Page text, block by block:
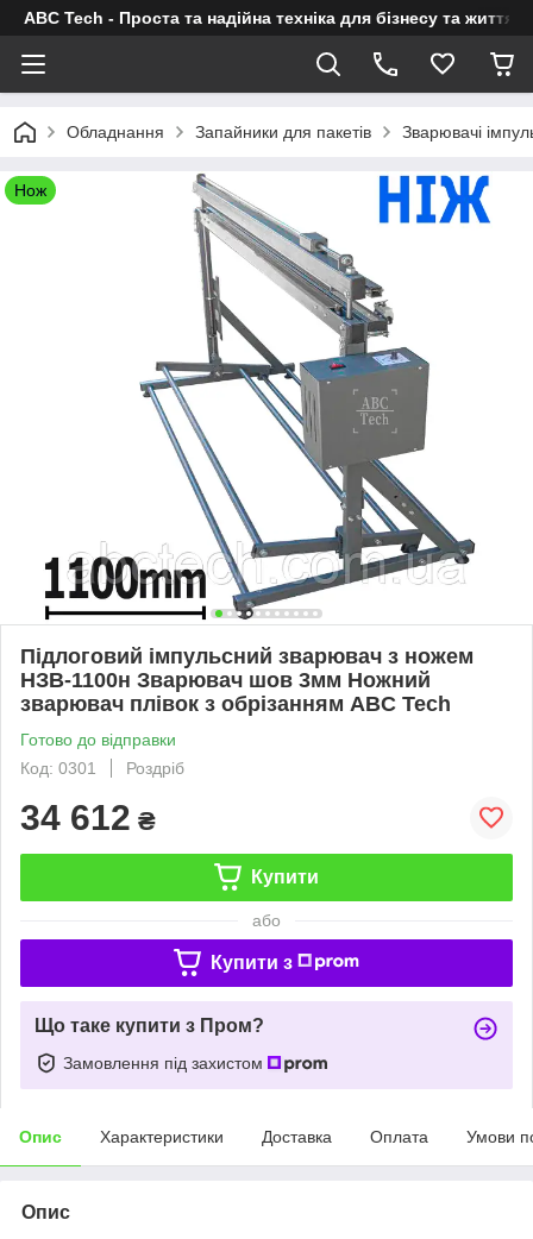
ABC Tech - Проста та надійна техніка для бізнесу та життя
Обладнання Запайники для пакетів Зварювачі
Нож
Підлоговий імпульсний зварювач з ножем
НЗВ-1100н Зварювач шов 3мм Ножний
зварювач плівок з обрізанням ABC Tech
Готово до відправки
Код: 0301
Роздріб
34 612 ₴
Купити
або
Купити з
Що таке купити з Пром?
Замовлення під захистом
Опис Характеристики Доставка Оплата Умови
Опис